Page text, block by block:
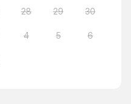
28 29 30
4 5 6